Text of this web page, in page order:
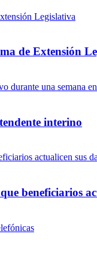
de Extensión
interino
beneficiarios